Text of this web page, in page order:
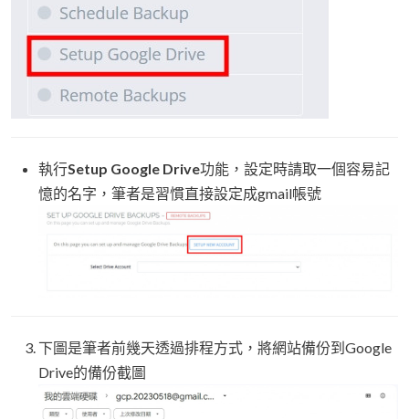
執行Setup Google Drive功能，設定時請取一個容易記
憶的名字，筆者是習慣直接設定成gmail帳號
下圖是筆者前幾天透過排程方式，將網站備份到Google
Drive的備份截圖